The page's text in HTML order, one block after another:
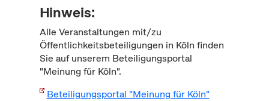
Hinweis:
Alle Veranstaltungen mit/zu
Öffentlichkeitsbeteiligungen in Köln finden
Sie auf unserem Beteiligungsportal
"Meinung für Köln".
Beteiligungsportal "Meinung für Köln"